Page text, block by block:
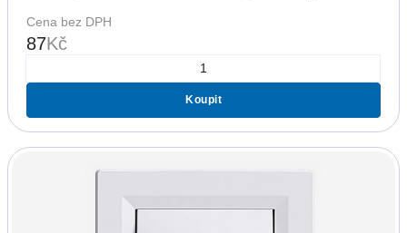
Cena bez DPH
87Kč
Koupit